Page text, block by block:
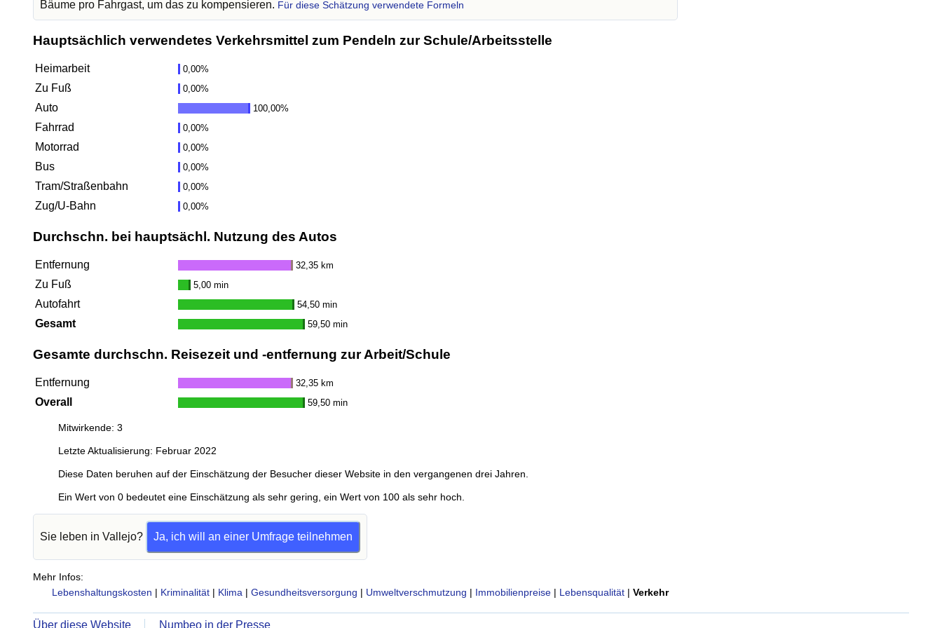
Bäume pro Fahrgast, um das zu kompensieren. Für diese Schätzung verwendete Formeln
Hauptsächlich verwendetes Verkehrsmittel zum Pendeln zur Schule/Arbeitsstelle
Heimarbeit 0,00%
Zu Fuß 0,00%
Auto 100,00%
Fahrrad 0,00%
Motorrad 0,00%
Bus 0,00%
Tram/Straßenbahn 0,00%
Zug/U-Bahn 0,00%
Durchschn. bei hauptsächl. Nutzung des Autos
Entfernung 32,35 km
Zu Fuß 5,00 min
Autofahrt 54,50 min
Gesamt 59,50 min
Gesamte durchschn. Reisezeit und -entfernung zur Arbeit/Schule
Entfernung 32,35 km
Overall 59,50 min
Mitwirkende: 3
Letzte Aktualisierung: Februar 2022
Diese Daten beruhen auf der Einschätzung der Besucher dieser Website in den vergangenen drei Jahren.
Ein Wert von 0 bedeutet eine Einschätzung als sehr gering, ein Wert von 100 als sehr hoch.
Sie leben in Vallejo? Ja, ich will an einer Umfrage teilnehmen
Mehr Infos:
Lebenshaltungskosten | Kriminalität | Klima | Gesundheitsversorgung | Umweltverschmutzung | Immobilienpreise | Lebensqualität | Verkehr
Über diese Website Numbeo in der Presse